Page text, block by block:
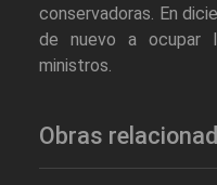
conservadoras. En
de nuevo a ocupar
ministros.
Obras